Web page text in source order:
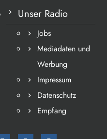
Unser Radio
Jobs
Mediadaten und
Werbung
Impressum
Datenschutz
Empfang